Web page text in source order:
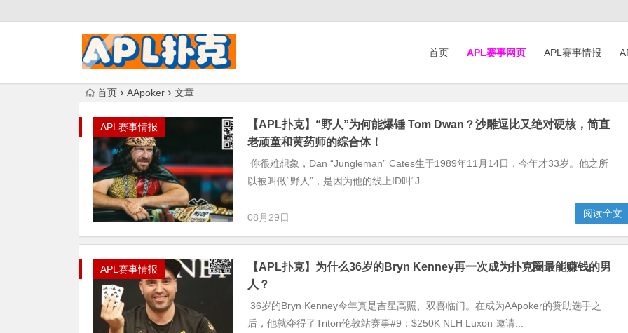
首页 APL赛事网页 APL赛事情报
首页 AApoker 文章
APL赛事情报
【APL扑克】“野人”为何能爆锤 Tom Dwan？沙雕逗比又绝对硬核，简直
老顽童和黄药师的综合体！
你很难想象，Dan “Jungleman” Cates生于1989年11月14日，今年才33岁。他之所
以被叫做“野人”，是因为他的线上ID叫“J...
08月29日 阅读全文
APL赛事情报
【APL扑克】为什么36岁的Bryn Kenney再一次成为扑克圈最能赚钱的男
人？
36岁的Bryn Kenney今年真是吉星高照、双喜临门。在成为AApoker的赞助选手之
后，他就夺得了Triton伦敦站赛事#9：$250K NLH Luxon 邀请...